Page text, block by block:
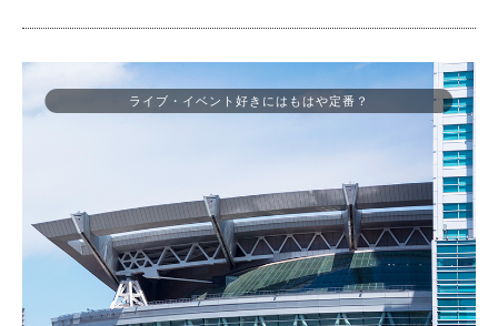
ライブ・イベント好きにはもはや定番？